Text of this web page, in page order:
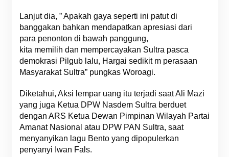
Lanjut dia, ” Apakah gaya seperti ini patut di
banggakan bahkan mendapatkan apresiasi dari
para penonton di bawah panggung,
kita memilih dan mempercayakan Sultra pasca
demokrasi Pilgub lalu, Hargai sedikit m perasaan
Masyarakat Sultra” pungkas Woroagi.
Diketahui, Aksi lempar uang itu terjadi saat Ali Mazi
yang juga Ketua DPW Nasdem Sultra berduet
dengan ARS Ketua Dewan Pimpinan Wilayah Partai
Amanat Nasional atau DPW PAN Sultra, saat
menyanyikan lagu Bento yang dipopulerkan
penyanyi Iwan Fals.